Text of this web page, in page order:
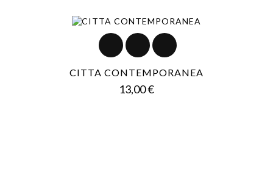
CITTA CONTEMPORANEA
13,00 €Prezzo